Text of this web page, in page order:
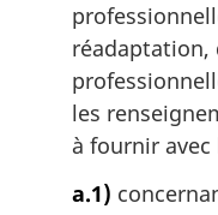
réadaptation,
les
à fournir
a.1)